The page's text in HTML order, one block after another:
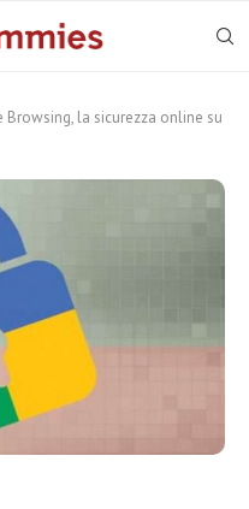
Browsing, la sicurezza online su